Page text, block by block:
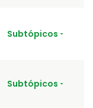
Subtópicos
Subtópicos